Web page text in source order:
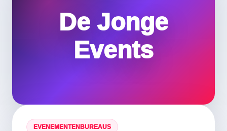
De Jonge
Events
EVENEMENTENBUREAUS